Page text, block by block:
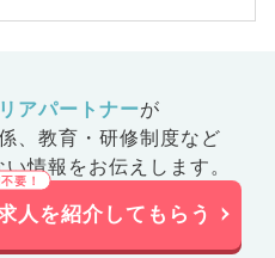
アパートナーが
、 教育・研修制度など
情報をお伝えします。
人を紹介してもらう